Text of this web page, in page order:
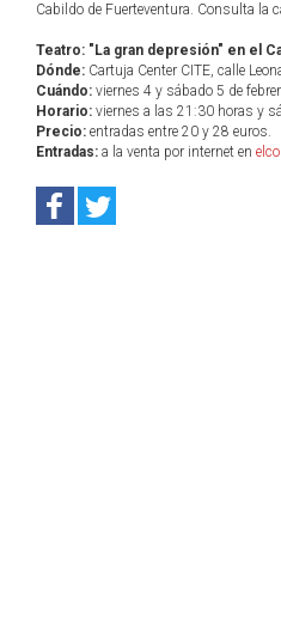
Cabildo de Fuerteventura. Consulta la
Teatro: "La gran depresión" en el
Dónde: Cartuja Center CITE, calle
Cuándo: viernes 4 y sábado 5 de
Horario: viernes a las 21:30 horas y
Precio: entradas entre 20 y 28 euros.
Entradas: a la venta por internet en